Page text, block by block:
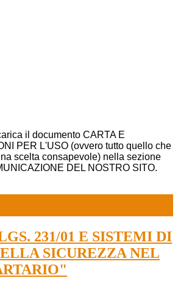
il documento CARTA E
PER L'USO (ovvero tutto quello che
scelta consapevole) nella sezione
DEL NOSTRO SITO.
231/01 E SISTEMI DI
SICUREZZA NEL